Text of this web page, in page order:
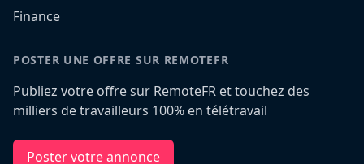
Finance
POSTER UNE OFFRE SUR REMOTEFR
Publiez votre offre sur RemoteFR et touchez des
milliers de travailleurs 100% en télétravail
Poster votre annonce